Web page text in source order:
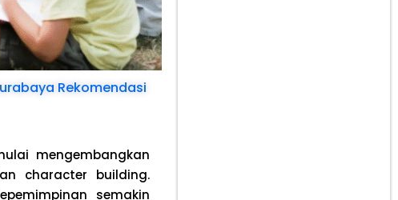
Rekomendasi
mengembangkan
character building.
semakin